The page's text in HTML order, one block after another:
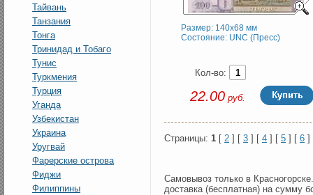
Тайвань
Танзания
Тонга
Тринидад и Тобаго
Тунис
Туркмения
Турция
Уганда
Узбекистан
Украина
Уругвай
Фарерские острова
Фиджи
Филиппины
Размер: 140x68 мм
Состояние: UNC (Пресс)
Кол-во:
22.00руб.
Страницы: 1 [ 2 ] [ 3 ] [ 4 ] [ 5 ] [ 6 ]
Самовывоз только в
доставка (бесплатная) на сумму